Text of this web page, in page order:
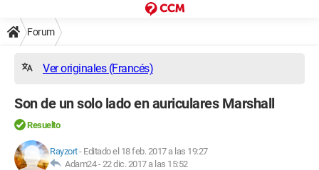
Forum
Ver originales (Francés)
Son de un solo lado en auriculares Marshall
Resuelto
Rayzort- Editado el 18 feb. 2017 a las 19:27
Adam24 -22 dic. 2017 a las 15:52